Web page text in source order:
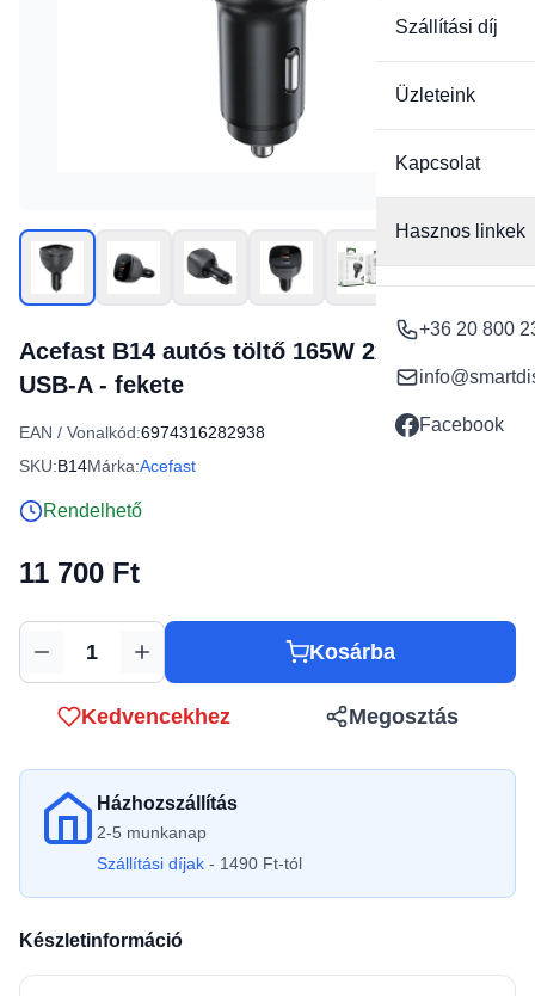
Szállítási díj
Üzleteink
Kapcsolat
Hasznos linkek
+36 20 800
Facebook
Acefast B14 autós töltő 165W 2x USB-C 1x
USB-A - fekete
EAN / Vonalkód:6974316282938
SKU:B14Márka:Acefast
Rendelhető
11 700 Ft
Mennyiség Kosárba
Kedvencekhez Megosztás
Házhozszállítás
2-5 munkanap
Szállítási díjak - 1490 Ft-tól
Készletinformáció